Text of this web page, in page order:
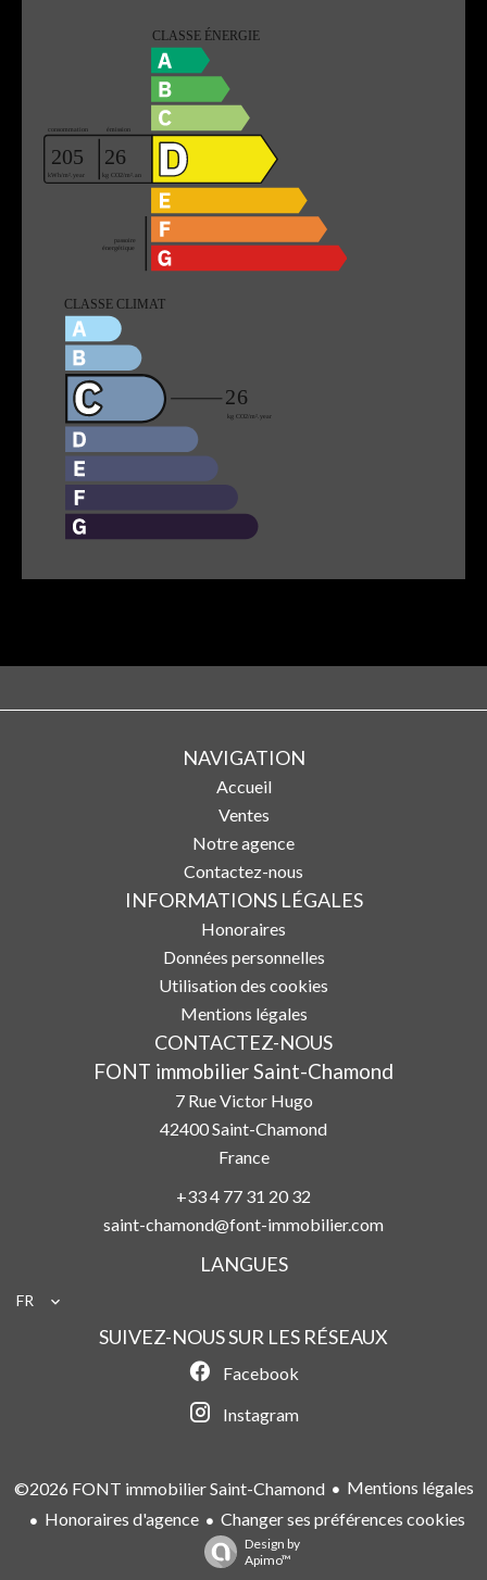
NAVIGATION
Accueil
Ventes
Notre agence
Contactez-nous
INFORMATIONS LÉGALES
Honoraires
Données personnelles
Utilisation des cookies
Mentions légales
CONTACTEZ-NOUS
FONT immobilier Saint-Chamond
7 Rue Victor Hugo
42400Saint-Chamond
France
+33 4 77 31 20 32
saint-chamond@font-immobilier.com
LANGUES
FR
SUIVEZ-NOUS SUR LES RÉSEAUX
Facebook
Instagram
©2026 FONT immobilier Saint-Chamond
Mentions légales
Honoraires d'agence
Changer ses préférences cookies
Design by
Apimo™